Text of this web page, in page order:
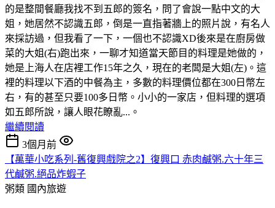
的是整間餐廳我找不到五郎的簽名，問了會說一點中文的大
姐，她居然不認識五郎，倒是一直指著牆上的照片說，有名人
來採訪過，但我看了一下，一個也不認識XD後來是在廚房做
菜的大姐(右)跑出來，一聊才知道當天節目的料理是她做的，
她是上海人在店裡工作15年之久，現在的老闆是大姐(左)。這
裡的料理以下酒的中餐為主，多數的料理價位都在300日幣左
右，有的甚至只要100多日幣。小小的一家店，但料理的選項
如五郎所說，讓人眼花瞭亂...。
繼續閱讀
3個月前
【萬華小吃系列-舊復興戲院之2】復興口 赤肉鹹粥.六十年三
代鹹粥.絕品炸蝦子
粥類 國內旅遊